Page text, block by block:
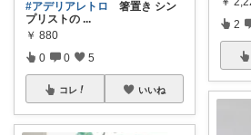
#アデリアレトロ 箸置き シン
プリストの ...
￥ 880
0 0 5
コレ いいね
2